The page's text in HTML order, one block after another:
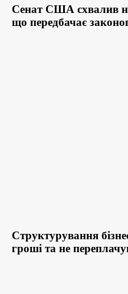
Сенат США схвалив
що передбачає
Структурування
гроші та не